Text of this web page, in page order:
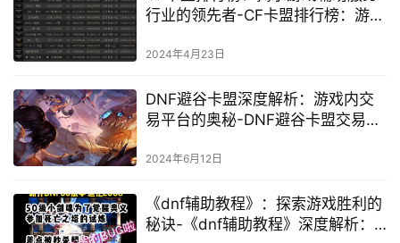
行业的领先者-CF卡盟排行榜：游戏
2024年4月23日
DNF避谷卡盟深度解析：游戏内交
易平台的奥秘-DNF避谷卡盟交易安
2024年6月12日
《dnf辅助教程》：探索游戏胜利的
秘诀-《dnf辅助教程》深度解析：